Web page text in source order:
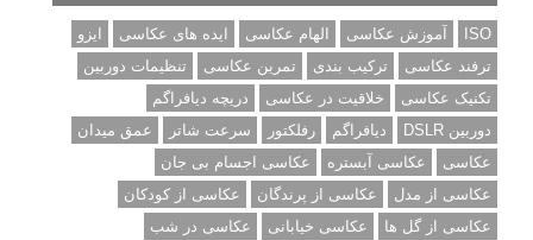
ISO آموزش عکاسی الهام عکاسی ایده های عکاسی
ایزو
ترفند عکاسی
ترکیب بندی تمرین عکاسی
تنظیمات دوربین
تکنیک عکاسی
خلاقیت در عکاسی
دریچه دیافراگم
دوربین DSLR
دیافراگم رفلکتور سرعت شاتر
عمق میدان
عکاسی
عکاسی آبستره
عکاسی اجسام بی جان
عکاسی از مدل
عکاسی از پرندگان
عکاسی از کودکان
عکاسی از گل ها
عکاسی خیابانی
عکاسی در شب